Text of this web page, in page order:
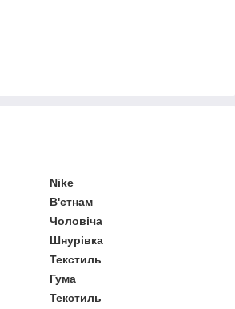
Nike
В'єтнам
Чоловіча
Шнурівка
Текстиль
Гума
Текстиль